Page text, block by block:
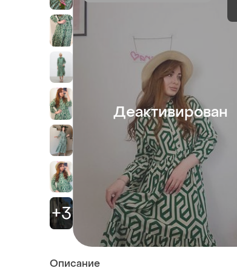
+3
Деактивирован
Описание